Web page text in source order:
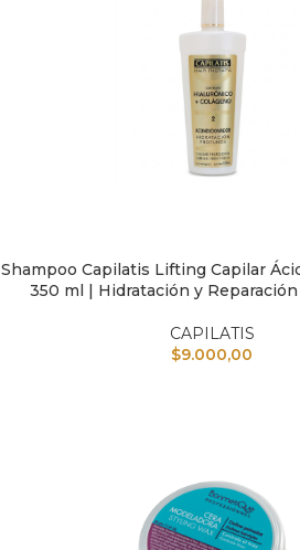
AÑADIR AL CARRITO
Shampoo Capilatis Lifting Capilar
350 ml | Hidratación y
CAPILATIS
$9.000,00